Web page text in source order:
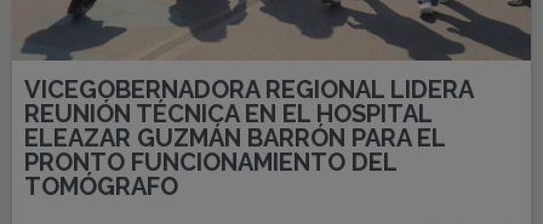
VICEGOBERNADORA REGIONAL LIDERA
REUNIÓN TÉCNICA EN EL HOSPITAL
ELEAZAR GUZMÁN BARRÓN PARA EL
PRONTO FUNCIONAMIENTO DEL
TOMÓGRAFO